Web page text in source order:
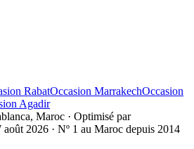
RabatOccasion MarrakechOccasion
Agadir
Maroc · Optimisé par
août 2026 · Nº 1 au Maroc depuis 2014